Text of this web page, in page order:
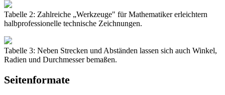
Tabelle 2: Zahlreiche „Werkzeuge" für Mathematiker erleichtern
halbprofessionelle technische Zeichnungen.
Tabelle 3: Neben Strecken und Abständen lassen sich auch Winkel,
Radien und Durchmesser bemaßen.
Seitenformate